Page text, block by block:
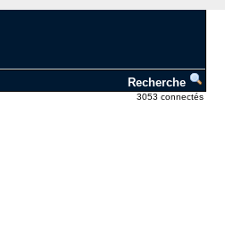
Recherche
3053 connectés